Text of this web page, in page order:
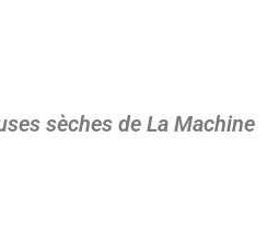
sèches de La Machine